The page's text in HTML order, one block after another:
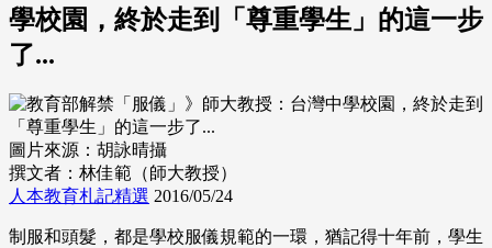
學校園，終於走到「尊重學生」的這一步
了...
圖片來源：胡詠晴攝
撰文者：林佳範（師大教授）
人本教育札記精選 2016/05/24
制服和頭髮，都是學校服儀規範的一環，猶記得十年前，學生